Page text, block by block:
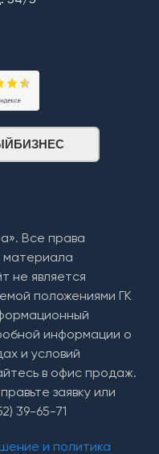
Все права
материала
не является
положениями ГК
информации о
и условий
в офис продаж.
заявку или
39-65-71
и политика